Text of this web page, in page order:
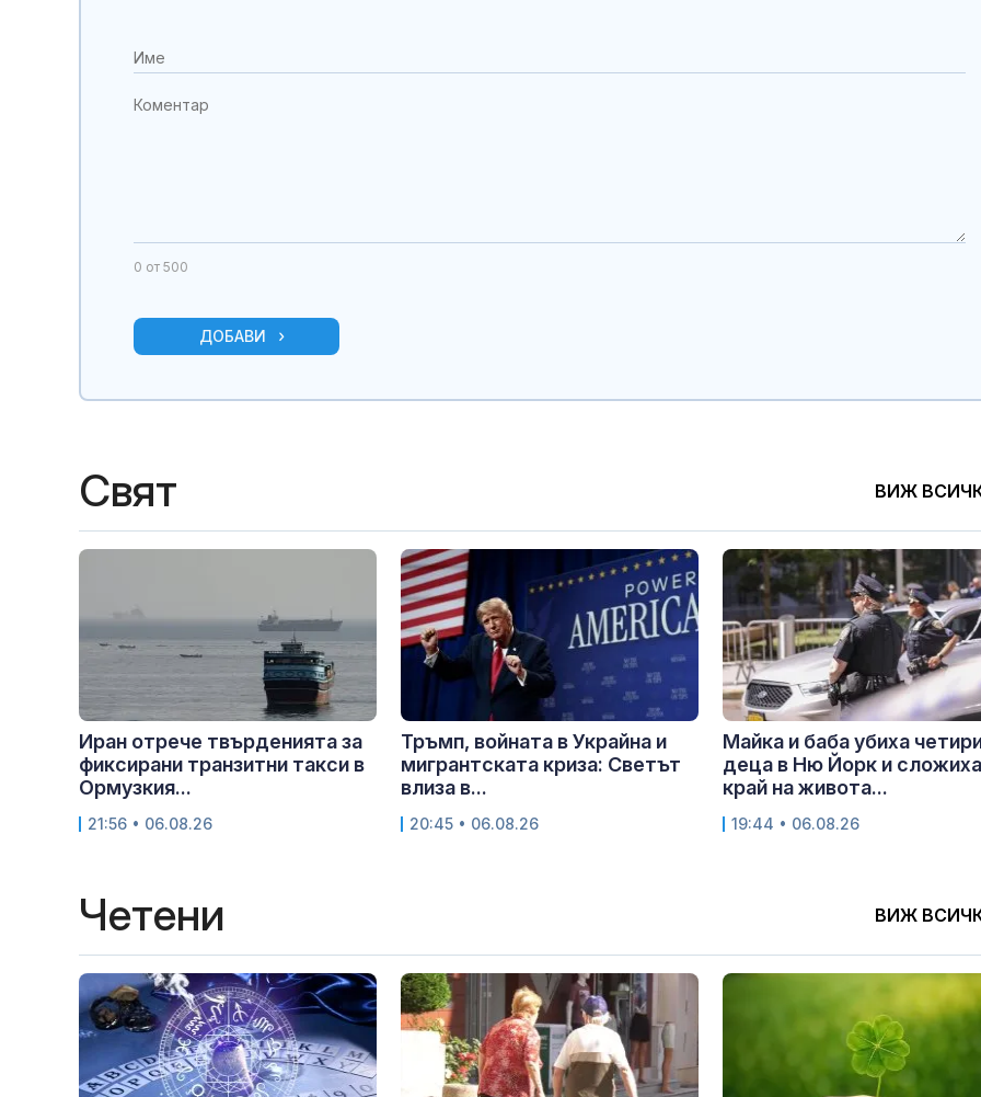
0 от 500
ДОБАВИ
Свят ВИЖ
Иран отрече твърденията за
фиксирани транзитни такси в
Ормузкия...
21:56 • 06.08.26
Тръмп, войната в Украйна и
мигрантската криза: Светът
влиза в...
20:45 • 06.08.26
Майка и баба убиха
деца в Ню Йорк и сложиха
край на живота...
19:44 • 06.08.26
Четени ВИЖ